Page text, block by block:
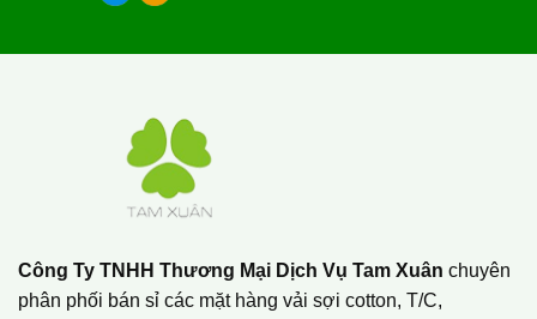
Công Ty TNHH Thương Mại Dịch Vụ Tam Xuân chuyên
phân phối bán sỉ các mặt hàng vải sợi cotton, T/C,